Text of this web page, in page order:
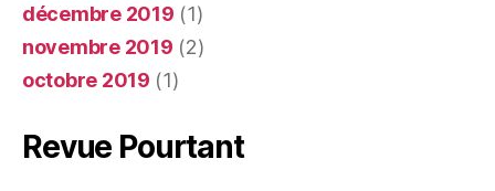
décembre 2019 (1)
novembre 2019 (2)
octobre 2019 (1)
Revue Pourtant